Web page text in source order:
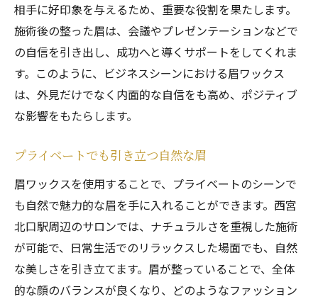
相手に好印象を与えるため、重要な役割を果たします。
施術後の整った眉は、会議やプレゼンテーションなどで
の自信を引き出し、成功へと導くサポートをしてくれま
す。このように、ビジネスシーンにおける眉ワックス
は、外見だけでなく内面的な自信をも高め、ポジティブ
な影響をもたらします。
プライベートでも引き立つ自然な眉
眉ワックスを使用することで、プライベートのシーンで
も自然で魅力的な眉を手に入れることができます。西宮
北口駅周辺のサロンでは、ナチュラルさを重視した施術
が可能で、日常生活でのリラックスした場面でも、自然
な美しさを引き立てます。眉が整っていることで、全体
的な顔のバランスが良くなり、どのようなファッション